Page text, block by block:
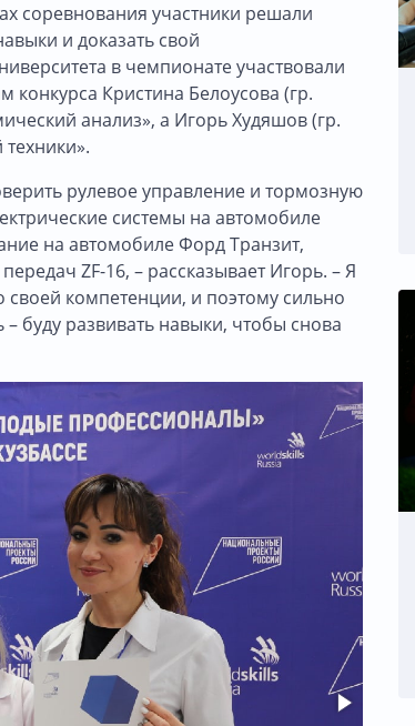
соревнования участники решали
и доказать свой
в чемпионате участвовали
конкурса Кристина Белоусова (гр.
анализ», а Игорь Худяшов (гр.
рулевое управление и тормозную
системы на автомобиле
на автомобиле Форд Транзит,
ZF-16, – рассказывает Игорь. – Я
компетенции, и поэтому сильно
буду развивать навыки, чтобы снова